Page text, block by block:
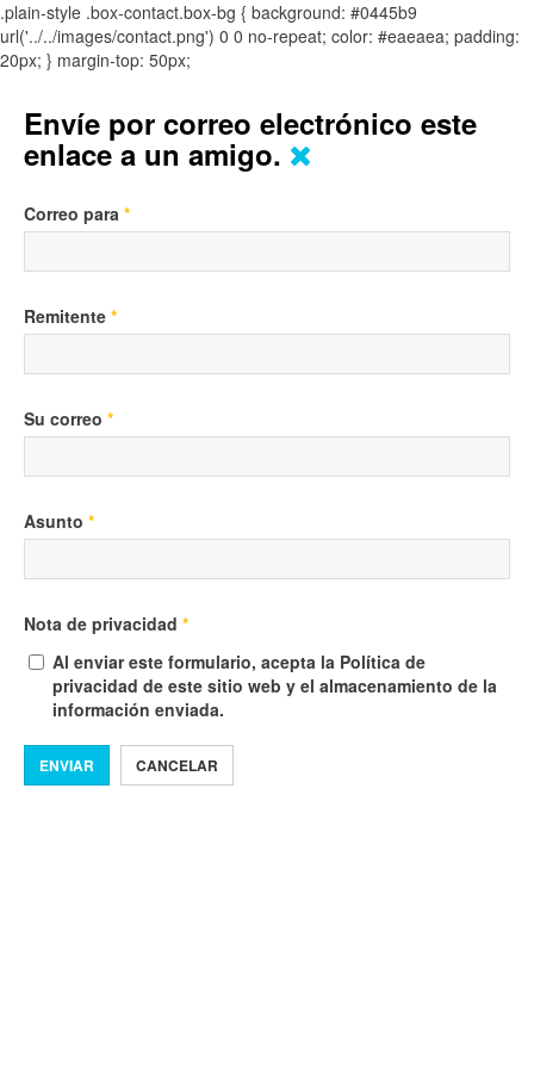
.plain-style .box-contact.box-bg { background: #0445b9
url('../../images/contact.png') 0 0 no-repeat; color: #eaeaea; padding:
20px; } margin-top: 50px;
Envíe por correo electrónico este
enlace a un amigo.
Correo para *
Remitente *
Su correo *
Asunto *
Nota de privacidad *
Al enviar este formulario, acepta la Política de
privacidad de este sitio web y el almacenamiento de la
información enviada.
ENVIAR CANCELAR